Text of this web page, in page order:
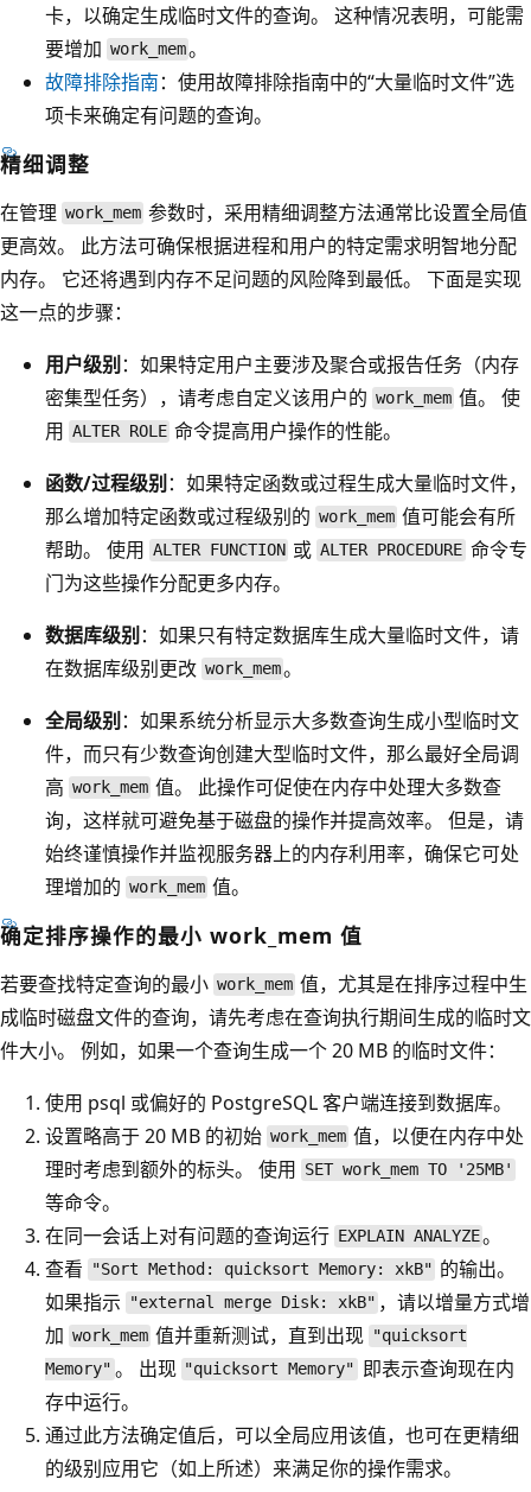
卡，以确定生成临时文件的查询。
这种情况表明，可能需
要增加 work_mem。
故障排除指南：使用故障排除指南中的“大量临时文件”选
项卡来确定有问题的查询。
精细调整
在管理 work_mem 参数时，采用精细调整方法通常比设置全局值
更高效。 此方法可确保根据进程和用户的特定需求明智地分配
内存。 它还将遇到内存不足问题的风险降到最低。 下面是实现
这一点的步骤：
用户级别：如果特定用户主要涉及聚合或报告任务（内存
密集型任务），请考虑自定义该用户的 work_mem 值。 使
用 ALTER ROLE 命令提高用户操作的性能。
函数/过程级别：如果特定函数或过程生成大量临时文件，
那么增加特定函数或过程级别的 work_mem 值可能会有所
帮助。 使用 ALTER FUNCTION 或 ALTER PROCEDURE 命令专
门为这些操作分配更多内存。
数据库级别：如果只有特定数据库生成大量临时文件，请
在数据库级别更改 work_mem。
全局级别：如果系统分析显示大多数查询生成小型临时文
件，而只有少数查询创建大型临时文件，那么最好全局调
高 work_mem 值。 此操作可促使在内存中处理大多数查
询，这样就可避免基于磁盘的操作并提高效率。 但是，请
始终谨慎操作并监视服务器上的内存利用率，确保它可处
理增加的 work_mem 值。
确定排序操作的最小 work_mem 值
若要查找特定查询的最小 work_mem 值，尤其是在排序过程中生
成临时磁盘文件的查询，请先考虑在查询执行期间生成的临时文
件大小。 例如，如果一个查询生成一个 20 MB 的临时文件：
使用 psql 或偏好的 PostgreSQL 客户端连接到数据库。
设置略高于 20 MB 的初始 work_mem 值，以便在内存中处
理时考虑到额外的标头。 使用 SET work_mem TO '25MB'
等命令。
在同一会话上对有问题的查询运行 EXPLAIN ANALYZE。
查看
"Sort Method: quicksort Memory: xkB" 的输出。
如果指示
"external merge Disk: xkB" ，请以增量方式增
加 work_mem 值并重新测试，直到出现 "quicksort
Memory" 。 出现 "quicksort Memory" 即表示查询现在内
存中运行。
通过此方法确定值后，可以全局应用该值，也可在更精细
的级别应用它（如上所述）来满足你的操作需求。